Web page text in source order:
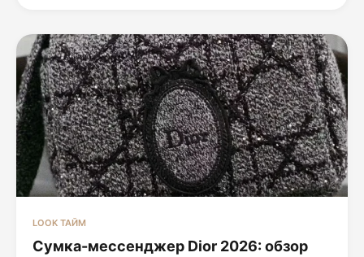
LOOK ТАЙМ
Сумка-мессенджер Dior 2026: обзор